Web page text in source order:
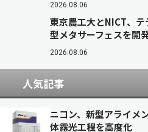
2026.08.06
東京農工大とNICT、
型メタサーフェスを開
2026.08.06
人気記事
ニコン、新型アライ
体露光工程を高度化